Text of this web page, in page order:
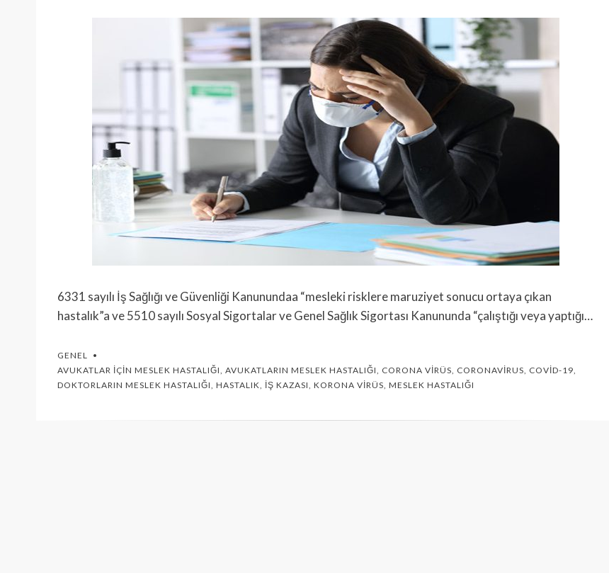
6331 sayılı İş Sağlığı ve Güvenliği Kanunundaa “mesleki risklere maruziyet sonucu ortaya çıkan
hastalık”a ve 5510 sayılı Sosyal Sigortalar ve Genel Sağlık Sigortası Kanununda “çalıştığı veya yaptığı…
GENEL
AVUKATLAR İÇIN MESLEK HASTALIĞI, AVUKATLARIN MESLEK HASTALIĞI, CORONA VIRÜS, CORONAVIRUS, COVID-19,
DOKTORLARIN MESLEK HASTALIĞI, HASTALIK, İŞ KAZASI, KORONA VIRÜS, MESLEK HASTALIĞI